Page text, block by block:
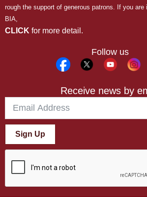
rough the support of generous patrons. If you are
BIA,
CLICK for more detail.
Follow us
Receive news by
Sign Up